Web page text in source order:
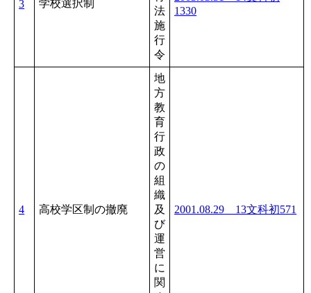
3 学校選択制
法
施
行
令
1330
4 高校学区制の撤廃
地
方
教
育
行
政
の
組
織
及
び
運
営
に
関
2001.08.29 13文科初571